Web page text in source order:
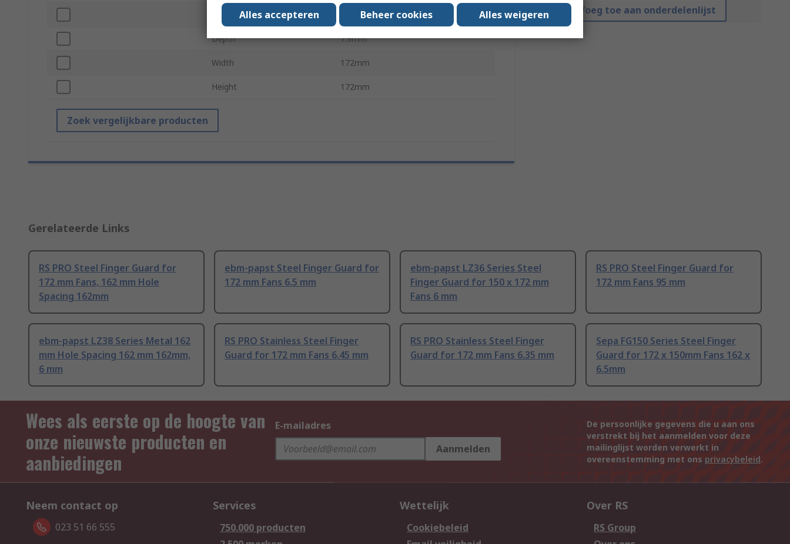
Voeg toe aan onderdelenlijst
Standards/Approvals RoHS, UL
Depth 7.9mm
Width 172mm
Height 172mm
Zoek vergelijkbare producten
Gerelateerde Links
RS PRO Steel Finger Guard for
172 mm Fans, 162 mm Hole
Spacing 162mm
ebm-papst Steel Finger Guard for
172 mm Fans 6.5 mm
ebm-papst LZ36 Series Steel
Finger Guard for 150 x 172 mm
Fans 6 mm
RS PRO Steel Finger Guard for
172 mm Fans 95 mm
ebm-papst LZ38 Series Metal 162
mm Hole Spacing 162 mm 162mm,
6 mm
RS PRO Stainless Steel Finger
Guard for 172 mm Fans 6.45 mm
RS PRO Stainless Steel Finger
Guard for 172 mm Fans 6.35 mm
Sepa FG150 Series Steel Finger
Guard for 172 x 150mm Fans 162 x
6.5mm
Wees als eerste op de hoogte van
onze nieuwste producten en
aanbiedingen
E-mailadres
Aanmelden
De persoonlijke gegevens die u aan ons
verstrekt bij het aanmelden voor deze
mailinglijst worden verwerkt in
overeenstemming met ons privacybeleid.
Neem contact op
023 51 66 555
Services
750.000 producten
Wettelijk
Cookiebeleid
Over RS
RS Group
Alles accepteren Beheer cookies Alles weigeren